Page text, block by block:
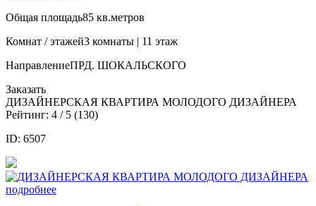
Общая площадь85 кв.метров
Комнат / этажей3 комнаты | 11 этаж
НаправлениеПРД. ШОКАЛЬСКОГО
Заказать
ДИЗАЙНЕРСКАЯ КВАРТИРА МОЛОДОГО ДИЗАЙНЕРА
Рейтинг: 4 / 5 (130)
ID: 6507
подробнее